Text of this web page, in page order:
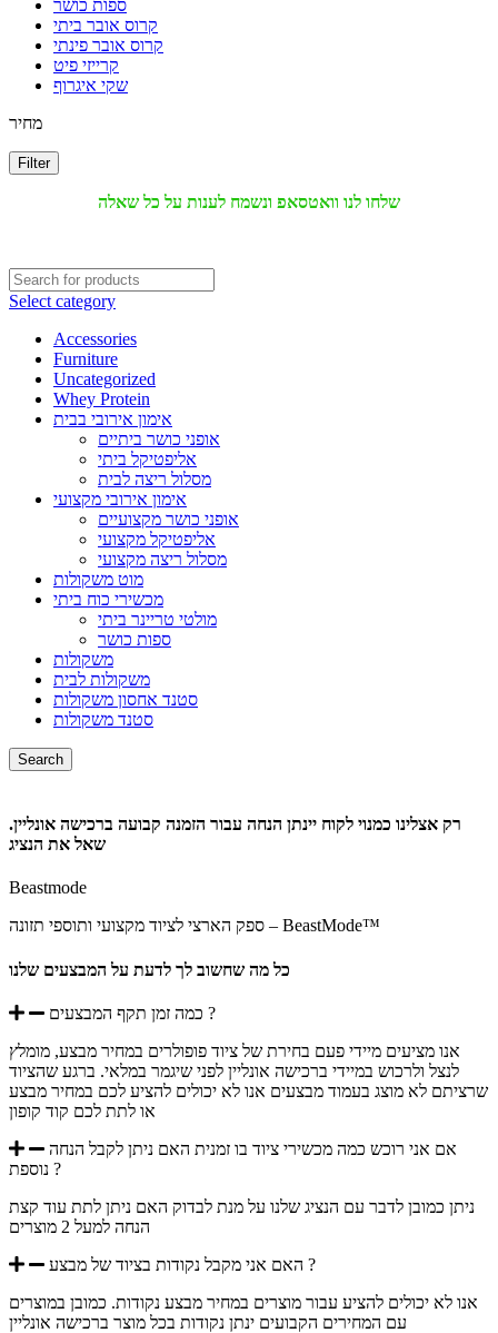
ספות כושר
קרוס אובר ביתי
קרוס אובר פינתי
קרייזי פיט
שקי איגרוף
מחיר
Filter
שלחו לנו וואטסאפ ונשמח לענות על כל שאלה
Select category
Accessories
Furniture
Uncategorized
Whey Protein
אימון אירובי בבית
אופני כושר ביתיים
אליפטיקל ביתי
מסלול ריצה לבית
אימון אירובי מקצועי
אופני כושר מקצועיים
אליפטיקל מקצועי
מסלול ריצה מקצועי
מוט משקולות
מכשירי כוח ביתי
מולטי טריינר ביתי
ספות כושר
משקולות
משקולות לבית
סטנד אחסון משקולות
סטנד משקולות
Search
רק אצלינו כמנוי לקוח יינתן הנחה עבור הזמנה קבועה ברכישה אונליין.
שאל את הנציג
Beastmode
ספק הארצי לציוד מקצועי ותוספי תזונה – BeastMode™
כל מה שחשוב לך לדעת על המבצעים שלנו
כמה זמן תקף המבצעים ?
אנו מציעים מיידי פעם בחירת של ציוד פופולרים במחיר מבצע, מומלץ
לנצל ולרכוש במיידי ברכישה אונליין לפני שיגמר במלאי. ברגע שהציוד
שרציתם לא מוצג בעמוד מבצעים אנו לא יכולים להציע לכם במחיר מבצע
או לתת לכם קוד קופון
אם אני רוכש כמה מכשירי ציוד בו זמנית האם ניתן לקבל הנחה
נוספת ?
ניתן כמובן לדבר עם הנציג שלנו על מנת לבדוק האם ניתן לתת עוד קצת
הנחה למעל 2 מוצרים
האם אני מקבל נקודות בציוד של מבצע ?
אנו לא יכולים להציע עבור מוצרים במחיר מבצע נקודות. כמובן במוצרים
עם המחירים הקבועים ינתן נקודות בכל מוצר ברכישה אונליין